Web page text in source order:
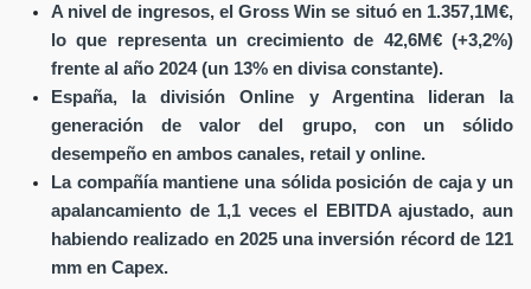
A nivel de ingresos, el Gross Win se situó en 1.357,1M€,
lo que representa un crecimiento de 42,6M€ (+3,2%)
frente al año 2024 (un 13% en divisa constante).
España, la división Online y Argentina lideran la
generación de valor del grupo, con un sólido
desempeño en ambos canales, retail y online.
La compañía mantiene una sólida posición de caja y un
apalancamiento de 1,1 veces el EBITDA ajustado, aun
habiendo realizado en 2025 una inversión récord de 121
mm en Capex.